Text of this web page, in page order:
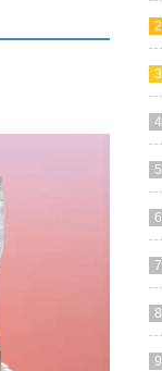
2
3
4
5
6
7
8
9